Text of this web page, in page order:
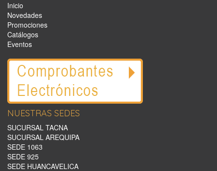
Inicio
Novedades
Promociones
Catálogos
Eventos
NUESTRAS SEDES
SUCURSAL TACNA
SUCURSAL AREQUIPA
SEDE 1063
SEDE 925
SEDE HUANCAVELICA